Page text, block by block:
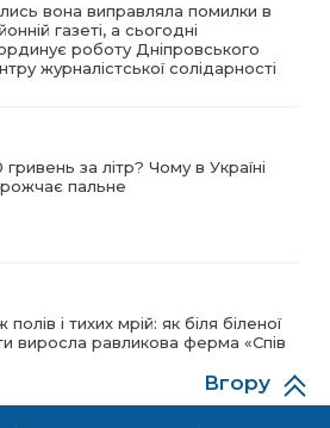
вона виправляла помилки в
газеті, а сьогодні
роботу Дніпровського
журналістської солідарності
гривень за літр? Чому в Україні
пальне
полів і тихих мрій: як біля біленої
виросла равликова ферма «Спів
Вгору